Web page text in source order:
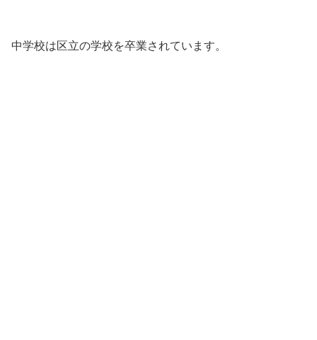
中学校は区立の学校を卒業されています。